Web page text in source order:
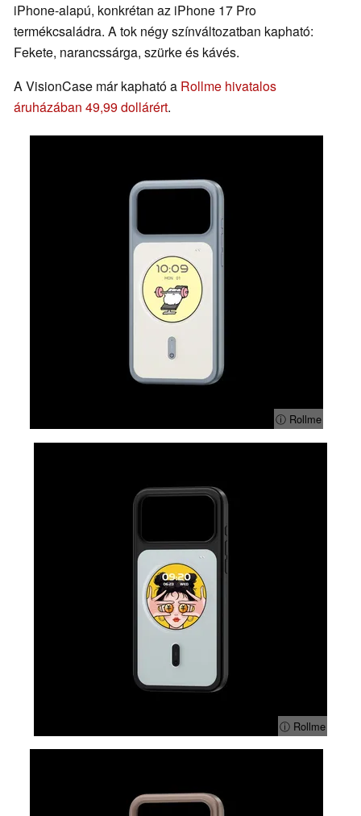
iPhone-alapú, konkrétan az iPhone 17 Pro
termékcsaládra. A tok négy színváltozatban kapható:
Fekete, narancssárga, szürke és kávés.
A VisionCase már kapható a Rollme hivatalos
áruházában 49,99 dollárért.
ⓘ Rollme
ⓘ Rollme